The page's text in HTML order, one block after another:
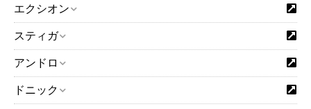
エクシオン
スティガ
アンドロ
ドニック